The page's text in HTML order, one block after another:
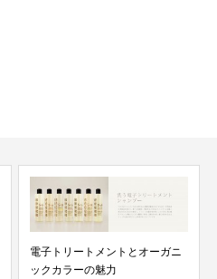
電子トリートメントとオーガニ
ックカラーの魅力